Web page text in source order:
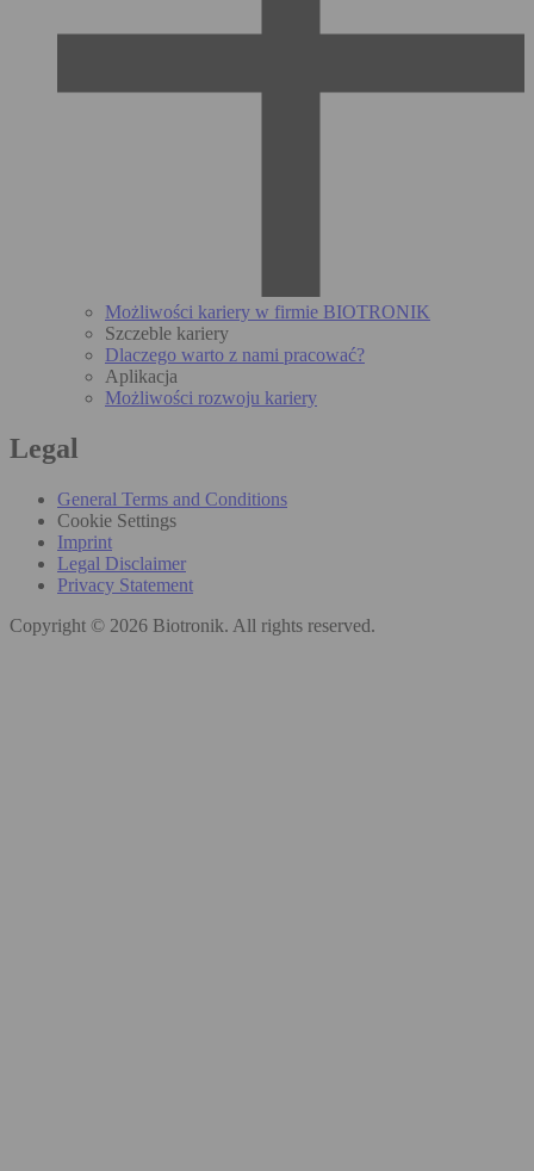
Możliwości kariery w firmie BIOTRONIK
Szczeble kariery
Dlaczego warto z nami pracować?
Aplikacja
Możliwości rozwoju kariery
Legal
General Terms and Conditions
Cookie Settings
Imprint
Legal Disclaimer
Privacy Statement
Copyright © 2026 Biotronik. All rights reserved.